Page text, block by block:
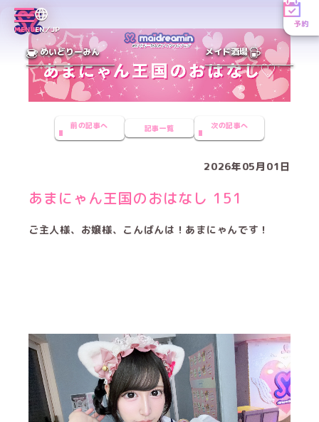
MENUEN／JP
予約
めいどりーみん メイド酒場
前の記事へ 記事一覧 次の記事へ
2026年05月01日
あまにゃん王国のおはなし 151
ご主人様、お嬢様、こんばんは！あまにゃんです！